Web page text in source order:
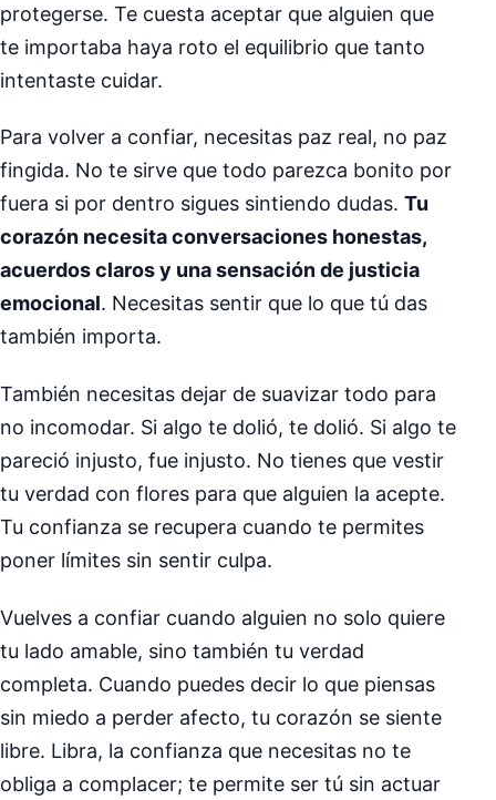
protegerse. Te cuesta aceptar que alguien que
te importaba haya roto el equilibrio que tanto
intentaste cuidar.
Para volver a confiar, necesitas paz real, no paz
fingida. No te sirve que todo parezca bonito por
fuera si por dentro sigues sintiendo dudas. Tu
corazón necesita conversaciones honestas,
acuerdos claros y una sensación de justicia
emocional. Necesitas sentir que lo que tú das
también importa.
También necesitas dejar de suavizar todo para
no incomodar. Si algo te dolió, te dolió. Si algo te
pareció injusto, fue injusto. No tienes que vestir
tu verdad con flores para que alguien la acepte.
Tu confianza se recupera cuando te permites
poner límites sin sentir culpa.
Vuelves a confiar cuando alguien no solo quiere
tu lado amable, sino también tu verdad
completa. Cuando puedes decir lo que piensas
sin miedo a perder afecto, tu corazón se siente
libre. Libra, la confianza que necesitas no te
obliga a complacer; te permite ser tú sin actuar